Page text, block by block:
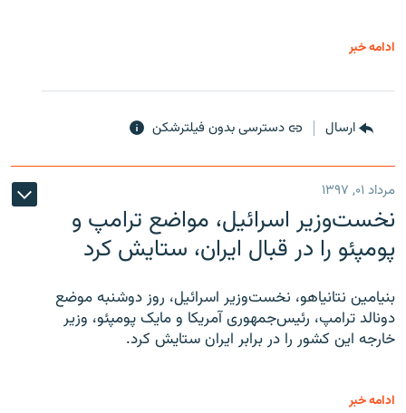
ادامه خبر
ارسال دسترسی بدون فیلترشکن
مرداد ۰۱, ۱۳۹۷
نخست‌وزیر اسرائیل، مواضع ترامپ و
پومپئو را در قبال ایران، ستایش کرد
بنیامین نتانیاهو، نخست‌وزیر اسرائیل، روز دوشنبه موضع
دونالد ترامپ، رئیس‌جمهوری آمریکا و مایک پومپئو، وزیر
خارجه این کشور را در برابر ایران ستایش کرد.
ادامه خبر